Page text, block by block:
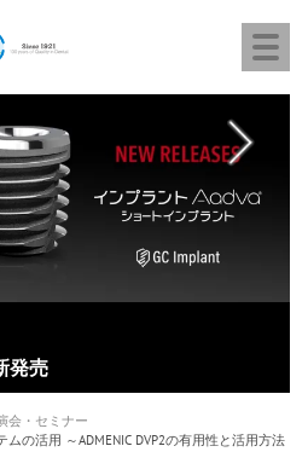
to your quality of life
フロー
ジーブック」公開
ブロック テクノロジーブッ
オン®
DH
/ 318 Prime
発売
会・セミナー
の活用 ～ADMENIC DVP2の有用性と活用方法